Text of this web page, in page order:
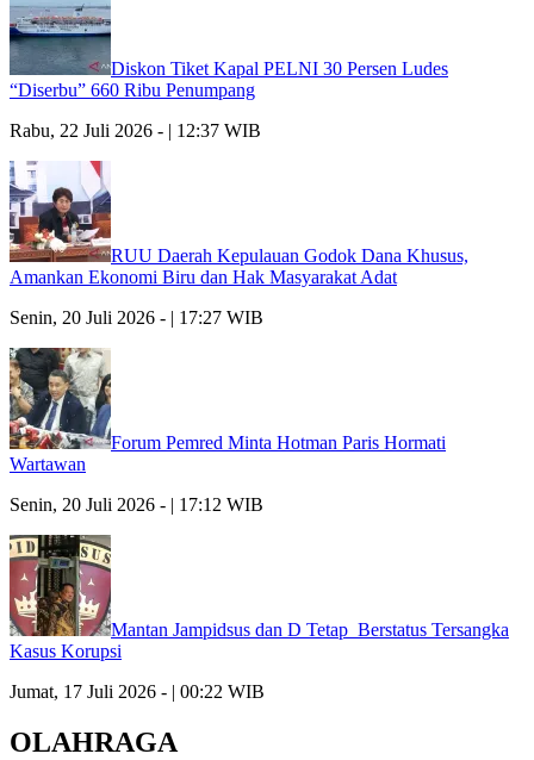
Diskon Tiket Kapal PELNI 30 Persen Ludes
“Diserbu” 660 Ribu Penumpang
Rabu, 22 Juli 2026 - | 12:37 WIB
RUU Daerah Kepulauan Godok Dana Khusus,
Amankan Ekonomi Biru dan Hak Masyarakat Adat
Senin, 20 Juli 2026 - | 17:27 WIB
Forum Pemred Minta Hotman Paris Hormati
Wartawan
Senin, 20 Juli 2026 - | 17:12 WIB
Mantan Jampidsus dan D Tetap Berstatus Tersangka
Kasus Korupsi
Jumat, 17 Juli 2026 - | 00:22 WIB
OLAHRAGA